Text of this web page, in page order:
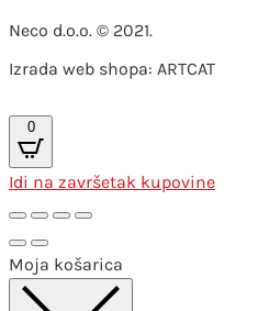
Neco d.o.o. © 2021.
Izrada web shopa: ARTCAT
0
Idi na završetak kupovine
Moja košarica